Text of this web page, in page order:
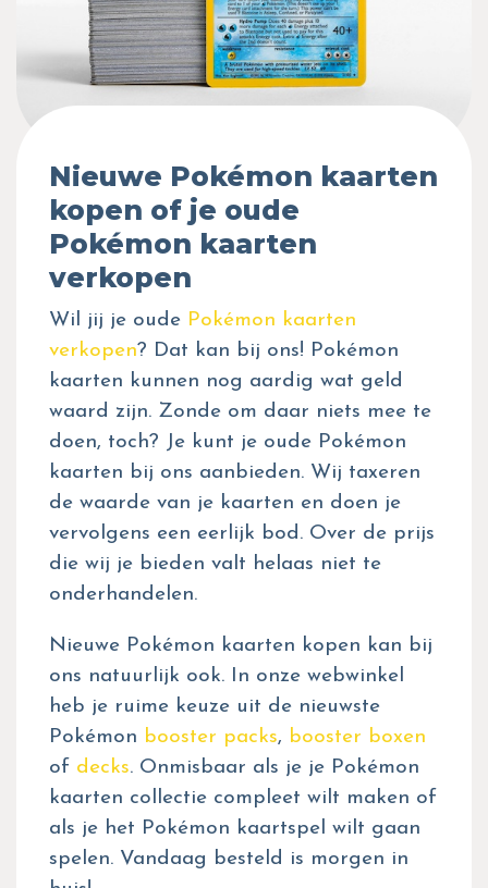
Nieuwe Pokémon kaarten
kopen of je oude
Pokémon kaarten
verkopen
Wil jij je oude Pokémon kaarten
verkopen? Dat kan bij ons! Pokémon
kaarten kunnen nog aardig wat geld
waard zijn. Zonde om daar niets mee te
doen, toch? Je kunt je oude Pokémon
kaarten bij ons aanbieden. Wij taxeren
de waarde van je kaarten en doen je
vervolgens een eerlijk bod. Over de prijs
die wij je bieden valt helaas niet te
onderhandelen.
Nieuwe Pokémon kaarten kopen kan bij
ons natuurlijk ook. In onze webwinkel
heb je ruime keuze uit de nieuwste
Pokémon booster packs, booster boxen
of decks. Onmisbaar als je je Pokémon
kaarten collectie compleet wilt maken of
als je het Pokémon kaartspel wilt gaan
spelen. Vandaag besteld is morgen in